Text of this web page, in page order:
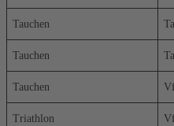
Tauchen
Tauchen
Tauchen
Triathlon